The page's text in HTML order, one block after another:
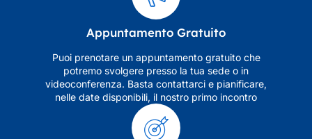
Appuntamento Gratuito
Puoi prenotare un appuntamento gratuito che
potremo svolgere presso la tua sede o in
videoconferenza. Basta contattarci e pianificare,
nelle date disponibili, il nostro primo incontro